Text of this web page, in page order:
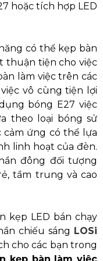
hoặc tích hợp LED
có thể kẹp bàn
thuận tiện cho việc
làm việc trên các
vô cùng tiện lợi
bóng E27 việc
theo loại bóng sử
cảm ứng có thể lựa
linh hoạt của đèn.
đông đối tượng
tầm trung và cao
kẹp LED bán chạy
chiếu sáng LOSi
cho các bạn trong